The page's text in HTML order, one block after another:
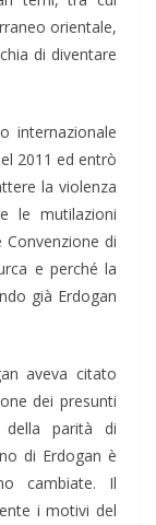
orientale,
di diventare
internazionale
2011 ed entrò
la violenza
le mutilazioni
di
e perché la
già Erdogan
aveva citato
dei presunti
della parità di
di Erdogan è
cambiate. Il
i motivi del